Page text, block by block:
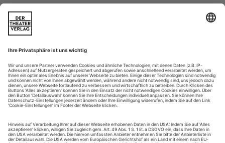
Es gibt sicher noch viel mehr Gründe zu tanzen. Aber die
111, die Lisa Bales im Rahmen einer literarischen
«Liebeserklärung» vereint, lassen sich diskutieren – darunter
ein paar, die auf den ersten Blick eher kurios erscheinen
(«Weil Kakadus tanzen»), während andere auf der Hand
liegen («Weil man Körperbewusstsein entwickelt»). In elf
Kapiteln listet die Münchner...
Mission: Ermöglichen
Nachwuchs Tür und Tor. Jetzt hat sich Birgit Keil als
Ballettdirektorin vom Badischen Staatstheater verabschiedet